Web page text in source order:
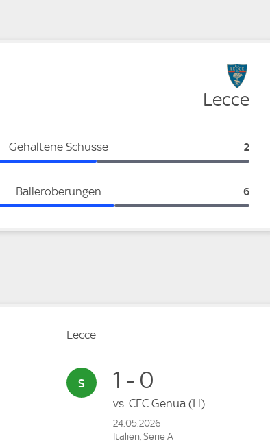
Lecce
Gehaltene Schüsse Lecce:
2
Balleroberungen Lecce:
6
Lecce
1 - 0
vs. CFC Genua (H)
24.05.2026
Italien, Serie A